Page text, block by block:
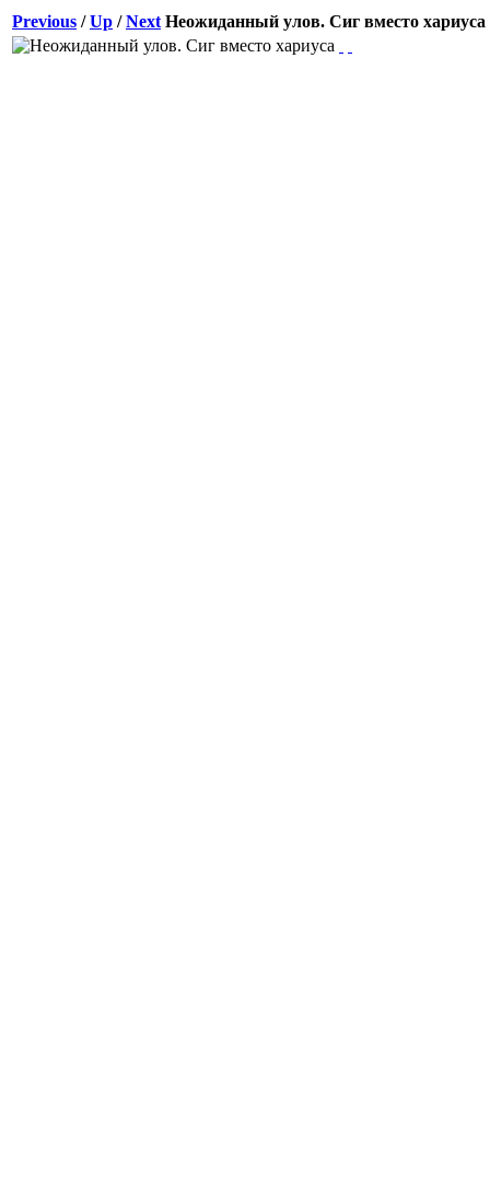
Previous /Up /Next Неожиданный улов. Сиг вместо хариуса